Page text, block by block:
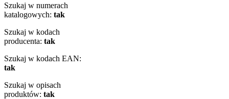
Szukaj w numerach
katalogowych: tak
Szukaj w kodach
producenta: tak
Szukaj w kodach EAN:
tak
Szukaj w opisach
produktów: tak